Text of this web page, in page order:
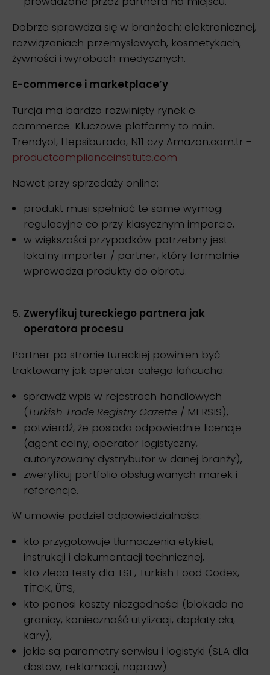
Dobrze sprawdza się w branżach: elektronicznej,
rozwiązaniach przemysłowych, kosmetykach,
żywności i wyrobach medycznych.
E-commerce i marketplace’y
Turcja ma bardzo rozwinięty rynek e-
commerce. Kluczowe platformy to m.in.
Trendyol, Hepsiburada, N11 czy Amazon.com.tr -
productcomplianceinstitute.com
Nawet przy sprzedaży online:
produkt musi spełniać te same wymogi
regulacyjne co przy klasycznym imporcie,
w większości przypadków potrzebny jest
lokalny importer / partner, który formalnie
wprowadza produkty do obrotu.
Zweryfikuj tureckiego partnera jak
operatora procesu
Partner po stronie tureckiej powinien być
traktowany jak operator całego łańcucha:
sprawdź wpis w rejestrach handlowych
(Turkish Trade Registry Gazette / MERSIS),
potwierdź, że posiada odpowiednie licencje
(agent celny, operator logistyczny,
autoryzowany dystrybutor w danej branży),
zweryfikuj portfolio obsługiwanych marek i
referencje.
W umowie podziel odpowiedzialności:
kto przygotowuje tłumaczenia etykiet,
instrukcji i dokumentacji technicznej,
kto zleca testy dla TSE, Turkish Food Codex,
TİTCK, ÜTS,
kto ponosi koszty niezgodności (blokada na
granicy, konieczność utylizacji, dopłaty cła,
kary),
jakie są parametry serwisu i logistyki (SLA dla
dostaw, reklamacji, napraw).